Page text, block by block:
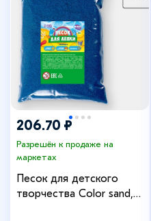
206.70 ₽
Разрешён к продаже на
маркетах
Песок для детского
творчества Color sand,